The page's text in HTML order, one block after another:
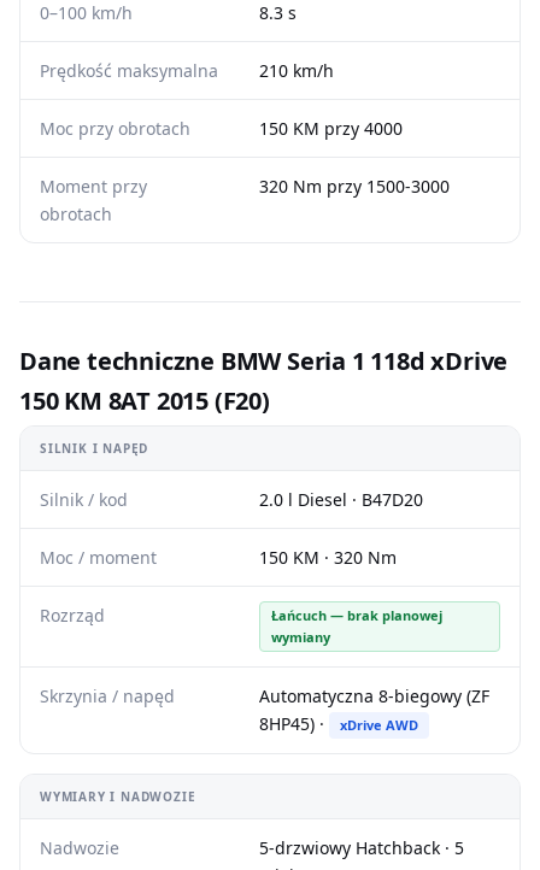
0–100 km/h 8.3 s
Prędkość maksymalna 210 km/h
Moc przy obrotach 150 KM przy 4000
Moment przy
obrotach
320 Nm przy 1500-3000
Dane techniczne BMW Seria 1 118d xDrive
150 KM 8AT 2015 (F20)
SILNIK I NAPĘD
Silnik / kod 2.0 l Diesel · B47D20
Moc / moment 150 KM · 320 Nm
Rozrząd
Łańcuch — brak planowej
wymiany
Skrzynia / napęd
Automatyczna 8-biegowy (ZF
8HP45) ·
xDrive AWD
WYMIARY I NADWOZIE
Nadwozie
5-drzwiowy Hatchback · 5